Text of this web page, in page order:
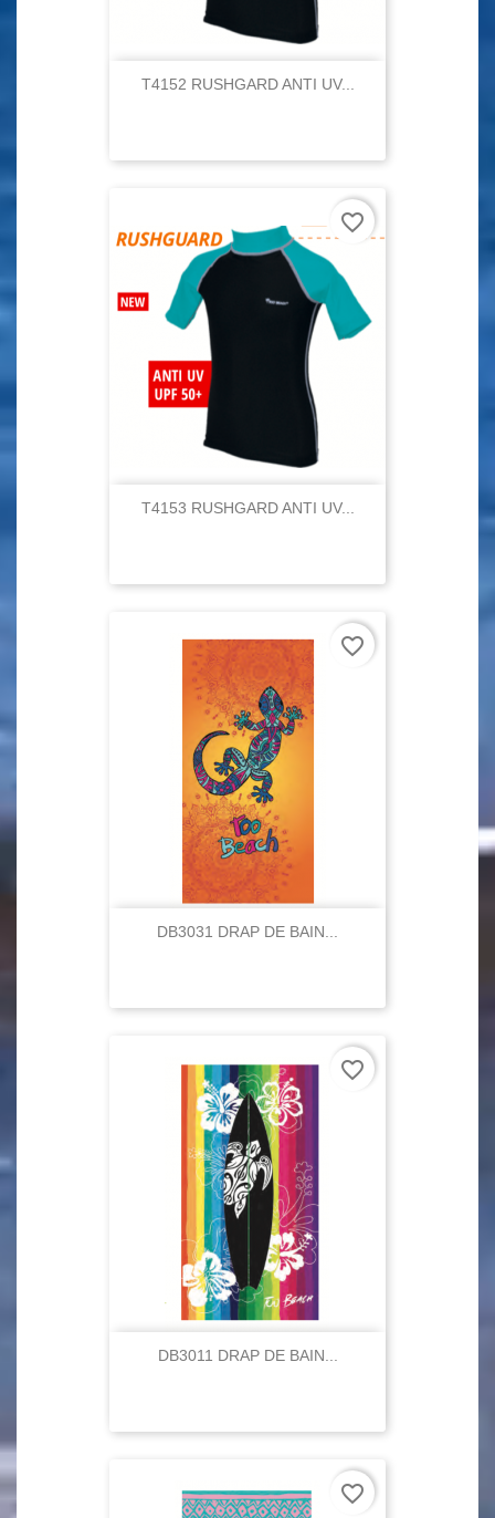
T4152 RUSHGARD ANTI UV...
T4153 RUSHGARD ANTI UV...
favorite_border
DB3031 DRAP DE BAIN...
favorite_border
DB3011 DRAP DE BAIN...
favorite_border
favorite_border